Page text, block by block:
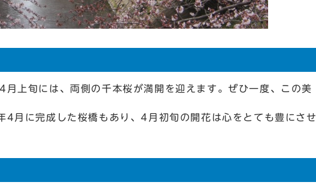
上旬には、両側の千本桜が満開を迎えます。ぜひ一度、この美
月に完成した桜橋もあり、4月初旬の開花は心をとても豊にさせ